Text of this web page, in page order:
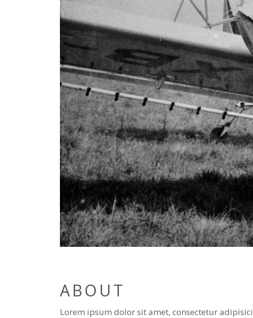
ABOUT
Lorem ipsum dolor sit amet, consectetur